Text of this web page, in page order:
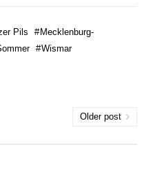
Pils #Mecklenburg-
#Wismar
Older post